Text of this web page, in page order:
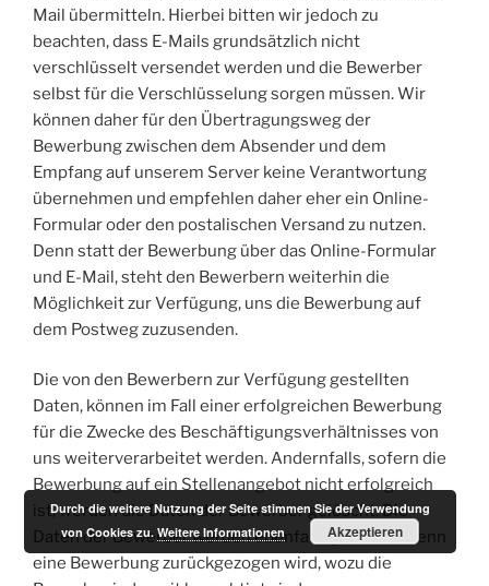
Mail übermitteln. Hierbei bitten wir jedoch zu
beachten, dass E-Mails grundsätzlich nicht
verschlüsselt versendet werden und die Bewerber
selbst für die Verschlüsselung sorgen müssen. Wir
können daher für den Übertragungsweg der
Bewerbung zwischen dem Absender und dem
Empfang auf unserem Server keine Verantwortung
übernehmen und empfehlen daher eher ein Online-
Formular oder den postalischen Versand zu nutzen.
Denn statt der Bewerbung über das Online-Formular
und E-Mail, steht den Bewerbern weiterhin die
Möglichkeit zur Verfügung, uns die Bewerbung auf
dem Postweg zuzusenden.
Die von den Bewerbern zur Verfügung gestellten
Daten, können im Fall einer erfolgreichen Bewerbung
für die Zwecke des Beschäftigungsverhältnisses von
uns weiterverarbeitet werden. Andernfalls, sofern die
Bewerbung auf ein Stellenangebot nicht erfolgreich
ist, werden die Daten der Bewerber gelöscht. Die
Daten der Bewerber werden ebenfalls gelöscht, wenn
eine Bewerbung zurückgezogen wird, wozu die
Durch die weitere Nutzung der Seite stimmen Sie der Verwendung
von Cookies zu.Weitere Informationen Akzeptieren